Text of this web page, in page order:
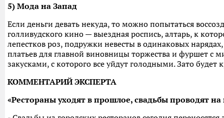
5) Мода на Запад
Если деньги девать некуда, то можно попытаться
голливудского кино — выездная роспись, алтарь, к
лепестков роз, подружки невесты в одинаковых
платьев для главной виновницы торжества и фуршет с
закусками, с которого все уйдут голодными. Зато будет
КОММЕНТАРИЙ ЭКСПЕРТА
«Рестораны уходят в прошлое, свадьбы проводят